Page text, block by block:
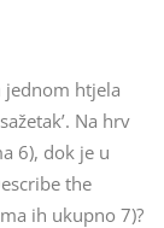
jednom htjela
Na hrv
6), dok je u
the
ih ukupno 7)?